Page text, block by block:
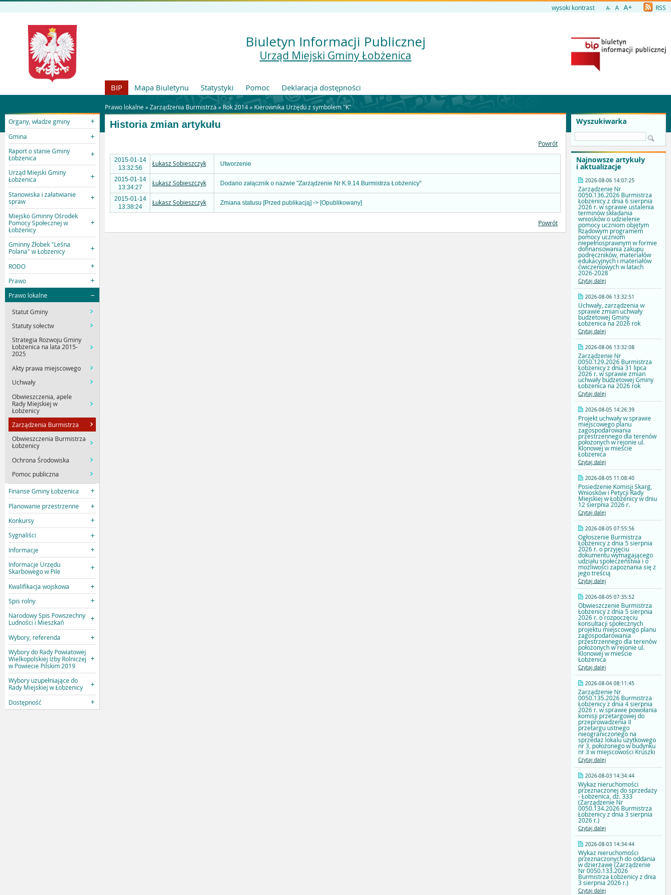
wysoki kontrast A- A A+ RSS
Biuletyn Informacji Publicznej
Urząd Miejski Gminy Łobżenica
BIP Mapa Biuletynu Statystyki Pomoc Deklaracja dostępności
Prawo lokalne »Zarządzenia Burmistrza » Rok 2014» Kierownika Urzędu z symbolem "K"
Organy, władze gminy
Gmina
Raport o stanie Gminy
Łobżenica
Urząd Miejski Gminy
Łobżenica
Stanowiska i załatwianie
spraw
Miejsko Gminny Ośrodek
Pomocy Społecznej w
Łobżenicy
Gminny Żłobek "Leśna
Polana" w Łobżenicy
RODO
Prawo
Prawo lokalne
Statut Gminy
Statuty sołectw
Strategia Rozwoju Gminy
Łobżenica na lata 2015-
2025
Akty prawa miejscowego
Uchwały
Obwieszczenia, apele
Rady Miejskiej w
Łobżenicy
Zarządzenia Burmistrza
Obwieszczenia Burmistrza
Łobżenicy
Ochrona Środowiska
Pomoc publiczna
Finanse Gminy Łobżenica
Planowanie przestrzenne
Konkursy
Sygnaliści
Informacje
Informacje Urzędu
Skarbowego w Pile
Kwalifikacja wojskowa
Spis rolny
Narodowy Spis Powszechny
Ludności i Mieszkań
Wybory, referenda
Wybory do Rady Powiatowej
Wielkopolskiej Izby Rolniczej
w Powiecie Pilskim 2019
Wybory uzupełniające do
Rady Miejskiej w Łobżenicy
Dostępność
Wyszukiwarka
Najnowsze artykuły
i aktualizacje
2026-08-06 14:07:25
Zarządzenie Nr
0050.136.2026 Burmistrza
Łobżenicy z dnia 6 sierpnia
2026 r. w sprawie ustalenia
terminów składania
wniosków o udzielenie
pomocy uczniom objętym
Rządowym programem
pomocy uczniom
niepełnosprawnym w formie
dofinansowania zakupu
podręczników, materiałów
edukacyjnych i materiałów
ćwiczeniowych w latach
2026-2028
Czytaj dalej
2026-08-06 13:32:51
Uchwały, zarządzenia w
sprawie zmian uchwały
budżetowej Gminy
Łobżenica na 2026 rok
Czytaj dalej
2026-08-06 13:32:08
Zarządzenie Nr
0050.129.2026 Burmistrza
Łobżenicy z dnia 31 lipca
2026 r. w sprawie zmian
uchwały budżetowej Gminy
Łobżenica na 2026 rok
Czytaj dalej
2026-08-05 14:26:39
Projekt uchwały w sprawie
miejscowego planu
zagospodarowania
przestrzennego dla terenów
położonych w rejonie ul.
Klonowej w mieście
Łobżenica
Czytaj dalej
2026-08-05 11:08:40
Posiedzenie Komisji Skarg,
Wniosków i Petycji Rady
Miejskiej w Łobżenicy w dniu
12 sierpnia 2026 r.
Czytaj dalej
2026-08-05 07:55:56
Ogłoszenie Burmistrza
Łobżenicy z dnia 5 sierpnia
2026 r. o przyjęciu
dokumentu wymagającego
udziału społeczeństwa i o
możliwości zapoznania się z
jego treścią
Czytaj dalej
2026-08-05 07:35:52
Obwieszczenie Burmistrza
Łobżenicy z dnia 5 sierpnia
2026 r. o rozpoczęciu
konsultacji społecznych
projektu miejscowego planu
zagospodarowania
przestrzennego dla terenów
położonych w rejonie ul.
Klonowej w mieście
Łobżenica
Czytaj dalej
2026-08-04 08:11:45
Zarządzenie Nr
0050.135.2026 Burmistrza
Łobżenicy z dnia 4 sierpnia
2026 r. w sprawie powołania
komisji przetargowej do
przeprowadzenia II
przetargu ustnego
nieograniczonego na
sprzedaż lokalu użytkowego
nr 3, położonego w budynku
nr 3 w miejscowości Kruszki
Czytaj dalej
2026-08-03 14:34:44
Wykaz nieruchomości
przeznaczonej do sprzedaży
- Łobżenica, dz. 333
(Zarządzenie Nr
0050.134.2026 Burmistrza
Łobżenicy z dnia 3 sierpnia
2026 r.)
Czytaj dalej
2026-08-03 14:34:44
Wykaz nieruchomości
przeznaczonych do oddania
w dzierżawę (Zarządzenie
Nr 0050.133.2026
Burmistrza Łobżenicy z dnia
3 sierpnia 2026 r.)
Czytaj dalej
Historia zmian artykułu
Powrót
2015-01-14
13:32:56
Łukasz Sobieszczyk Utworzenie
2015-01-14
13:34:27
Łukasz Sobieszczyk Dodano załącznik o nazwie "Zarządzenie Nr K.9.14 Burmistrza Łobżenicy"
2015-01-14
13:38:24
Łukasz Sobieszczyk Zmiana statusu [Przed publikacją] -> [Opublikowany]
Powrót